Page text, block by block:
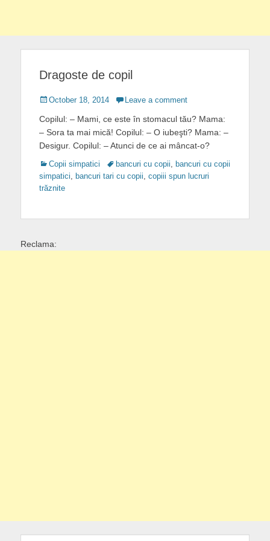
Dragoste de copil
Posted
October 18, 2014 Leave a comment
Copilul: – Mami, ce este în stomacul tău? Mama:
– Sora ta mai mică! Copilul: – O iubeşti? Mama: –
Desigur. Copilul: – Atunci de ce ai mâncat-o?
Categories
Copii simpatici Tagsbancuri cu copii, bancuri cu copii
simpatici, bancuri tari cu copii, copiii spun lucruri
trăznite
Reclama: